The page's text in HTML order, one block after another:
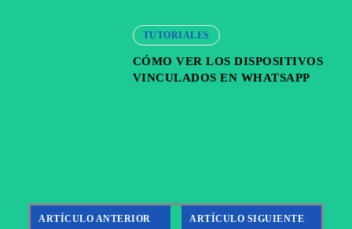
TUTORIALES
CÓMO VER LOS DISPOSITIVOS
VINCULADOS EN WHATSAPP
ARTÍCULO ANTERIOR ARTÍCULO SIGUIENTE